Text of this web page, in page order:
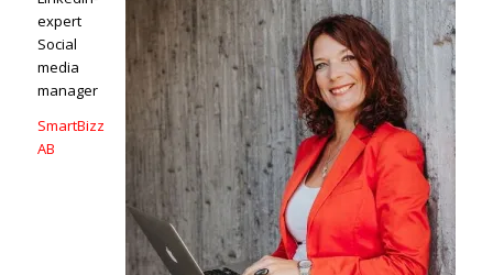
expert
Social
media
manager
SmartBizz
AB